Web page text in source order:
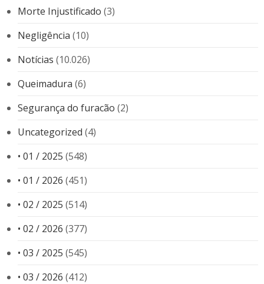
Morte Injustificado (3)
Negligência (10)
Notícias (10.026)
Queimadura (6)
Segurança do furacão (2)
Uncategorized (4)
• 01 / 2025 (548)
• 01 / 2026 (451)
• 02 / 2025 (514)
• 02 / 2026 (377)
• 03 / 2025 (545)
• 03 / 2026 (412)